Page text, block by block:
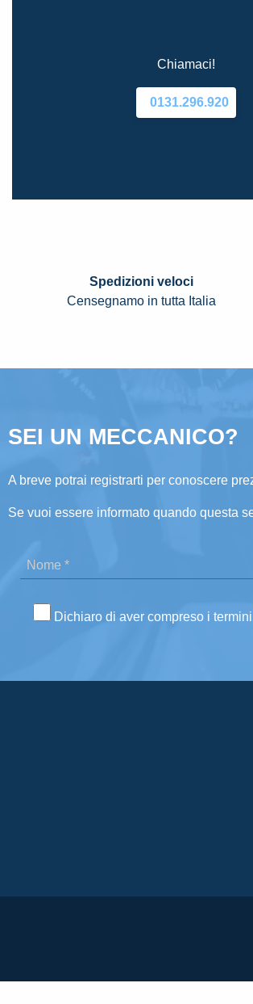
Chiamaci!
0131.296.920
Spedizioni veloci
Censegnamo in tutta Italia
SEI UN MECCANICO?
A breve potrai registrarti per conoscere
Se vuoi essere informato quando questa
Dichiaro di aver compreso i